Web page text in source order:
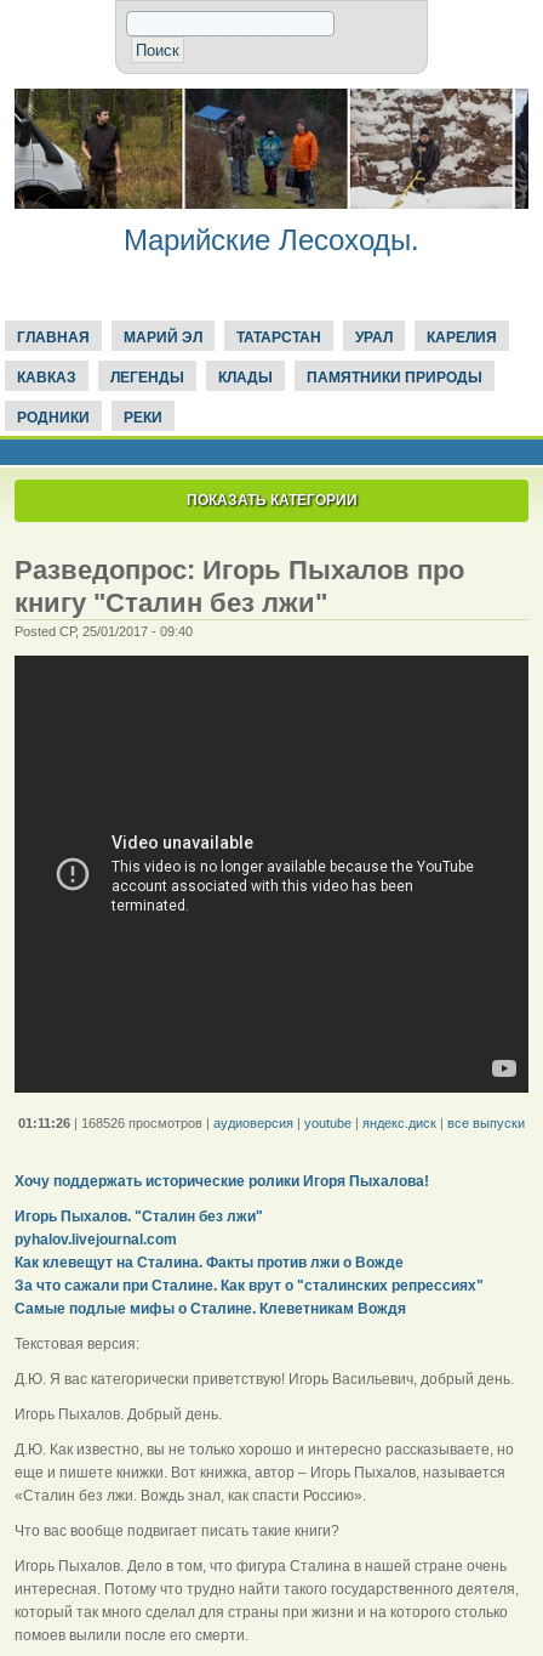
Марийские Лесоходы.
ГЛАВНАЯ МАРИЙ ЭЛ ТАТАРСТАН УРАЛ КАРЕЛИЯ
КАВКАЗ ЛЕГЕНДЫ КЛАДЫ ПАМЯТНИКИ ПРИРОДЫ
РОДНИКИ РЕКИ
ПОКАЗАТЬ КАТЕГОРИИ
Разведопрос: Игорь Пыхалов про
книгу "Сталин без лжи"
Posted СР, 25/01/2017 - 09:40
01:11:26 | 168526 просмотров | аудиоверсия | youtube | яндекс.диск | все выпуски
Хочу поддержать исторические ролики Игоря Пыхалова!
Игорь Пыхалов. "Сталин без лжи"
pyhalov.livejournal.com
Как клевещут на Сталина. Факты против лжи о Вожде
За что сажали при Сталине. Как врут о "сталинских репрессиях"
Самые подлые мифы о Сталине. Клеветникам Вождя
Текстовая версия:
Д.Ю. Я вас категорически приветствую! Игорь Васильевич, добрый день.
Игорь Пыхалов. Добрый день.
Д.Ю. Как известно, вы не только хорошо и интересно рассказываете, но
еще и пишете книжки. Вот книжка, автор – Игорь Пыхалов, называется
«Сталин без лжи. Вождь знал, как спасти Россию».
Что вас вообще подвигает писать такие книги?
Игорь Пыхалов. Дело в том, что фигура Сталина в нашей стране очень
интересная. Потому что трудно найти такого государственного деятеля,
который так много сделал для страны при жизни и на которого столько
помоев вылили после его смерти.